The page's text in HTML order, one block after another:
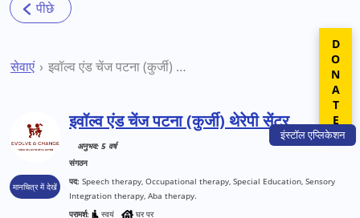
इंस्टॉलएप्लिकेशन
सेवाएं इवॉल्व एंड चेंज पटना (कुर्जी) थेरेपी सेंटर
मानचित्र में देखें
इवॉल्व एंड चेंज पटना (कुर्जी) थेरेपी सेंटर
अनुभव: 5 वर्ष
संगठन
पद: Speech therapy, Occupational therapy, Special Education, Sensory
Integration therapy, Aba therapy.
परामर्श:
स्वयं
घर पर
DONATE